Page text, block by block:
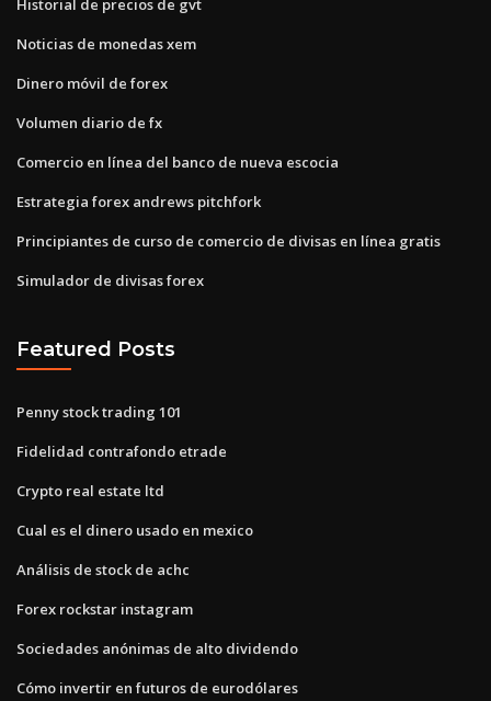
Historial de precios de gvt
Noticias de monedas xem
Dinero móvil de forex
Volumen diario de fx
Comercio en línea del banco de nueva escocia
Estrategia forex andrews pitchfork
Principiantes de curso de comercio de divisas en línea gratis
Simulador de divisas forex
Featured Posts
Penny stock trading 101
Fidelidad contrafondo etrade
Crypto real estate ltd
Cual es el dinero usado en mexico
Análisis de stock de achc
Forex rockstar instagram
Sociedades anónimas de alto dividendo
Cómo invertir en futuros de eurodólares